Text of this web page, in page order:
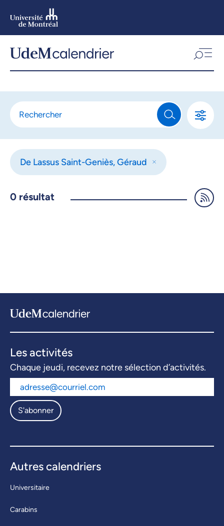
Aller
De Lassus Saint-Geniès, Géraud
0 résultat
Les activités
Chaque jeudi, recevez notre sélection d’activités.
S'abonner
Autres calendriers
Universitaire
Carabins